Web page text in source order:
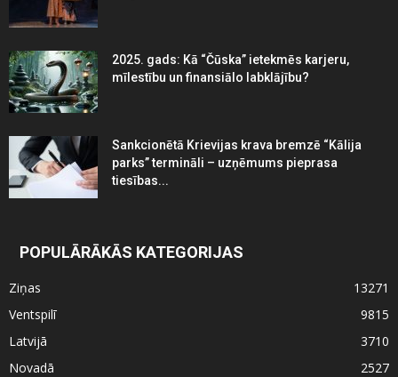
2025. gads: Kā “Čūska” ietekmēs karjeru,
mīlestību un finansiālo labklājību?
Sankcionētā Krievijas krava bremzē “Kālija
parks” termināli – uzņēmums pieprasa
tiesības...
POPULĀRĀKĀS KATEGORIJAS
Ziņas
13271
Ventspilī
9815
Latvijā
3710
Novadā
2527